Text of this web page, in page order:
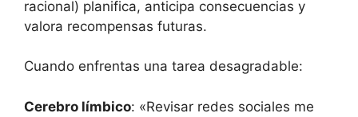
racional) planifica, anticipa consecuencias y
valora recompensas futuras.
Cuando enfrentas una tarea desagradable:
Cerebro límbico: «Revisar redes sociales me